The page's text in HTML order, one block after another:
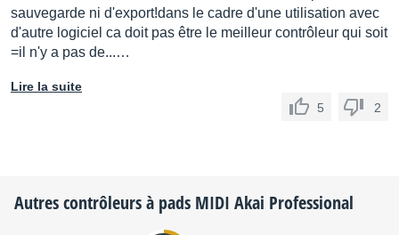
sauvegarde ni d'export!dans le cadre d'une utilisation avec
d'autre logiciel ca doit pas être le meilleur contrôleur qui soit
=il n'y a pas de...…
Lire la suite
5
2
Autres contrôleurs à pads MIDI Akai Professional